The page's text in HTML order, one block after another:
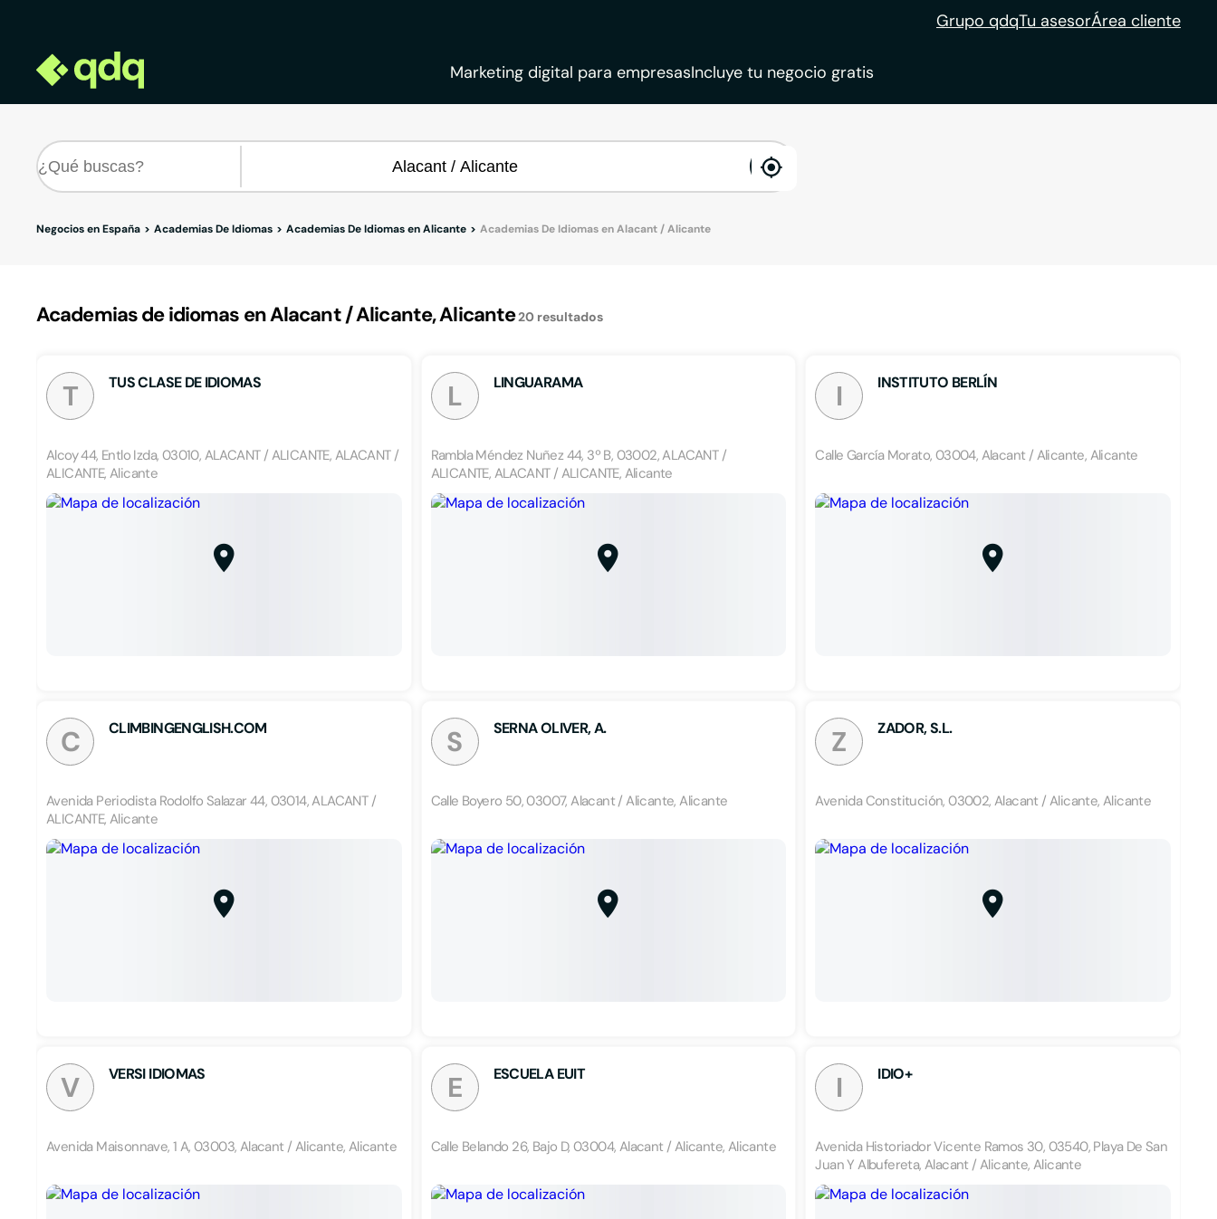
Grupo qdqTu asesorÁrea cliente
Marketing digital para empresasIncluye tu negocio gratis
enable
Negocios en España Academias De Idiomas Academias De Idiomas en Alicante Academias De Idiomas en Alacant / Alicante
Academias de idiomas en Alacant / Alicante, Alicante20 resultados
T TUS CLASE DE IDIOMAS
Alcoy 44, Entlo Izda, 03010, ALACANT / ALICANTE, ALACANT /
ALICANTE, Alicante
L LINGUARAMA
Rambla Méndez Nuñez 44, 3º B, 03002, ALACANT /
ALICANTE, ALACANT / ALICANTE, Alicante
I INSTITUTO BERLÍN
Calle García Morato, 03004, Alacant / Alicante, Alicante
C CLIMBINGENGLISH.COM
Avenida Periodista Rodolfo Salazar 44, 03014, ALACANT /
ALICANTE, Alicante
S SERNA OLIVER, A.
Calle Boyero 50, 03007, Alacant / Alicante, Alicante
Z ZADOR, S.L.
Avenida Constitución, 03002, Alacant / Alicante, Alicante
V VERSI IDIOMAS
Avenida Maisonnave, 1 A, 03003, Alacant / Alicante, Alicante
E ESCUELA EUIT
Calle Belando 26, Bajo D, 03004, Alacant / Alicante, Alicante
I IDIO+
Avenida Historiador Vicente Ramos 30, 03540, Playa De San
Juan Y Albufereta, Alacant / Alicante, Alicante